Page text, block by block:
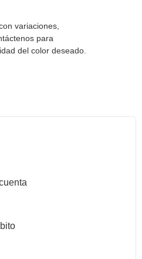
variaciones,
para
del color deseado.